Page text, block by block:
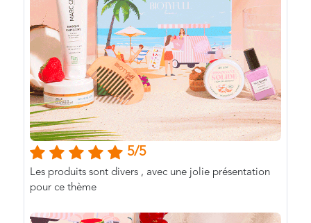
5/5
Les produits sont divers , avec une jolie présentation
pour ce thème